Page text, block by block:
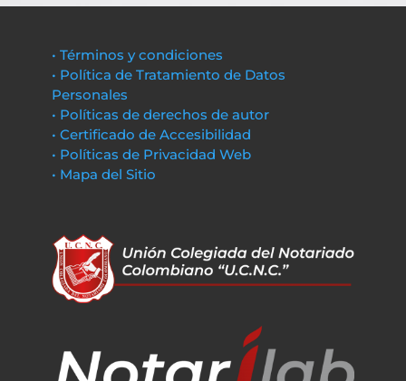
• Términos y condiciones
• Política de Tratamiento de Datos
Personales
• Políticas de derechos de autor
• Certificado de Accesibilidad
• Políticas de Privacidad Web
• Mapa del Sitio